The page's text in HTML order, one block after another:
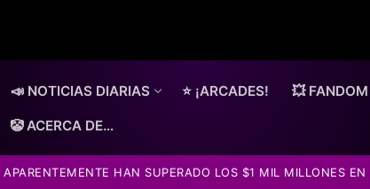
📣 NOTICIAS DIARIAS ⭐ ¡ARCADES! 💥 FANDOM
🤡 ACERCA DE…
HAN SUPERADO LOS $1 MIL MILLONES EN